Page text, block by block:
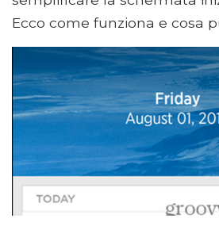
Ecco come funziona e cosa